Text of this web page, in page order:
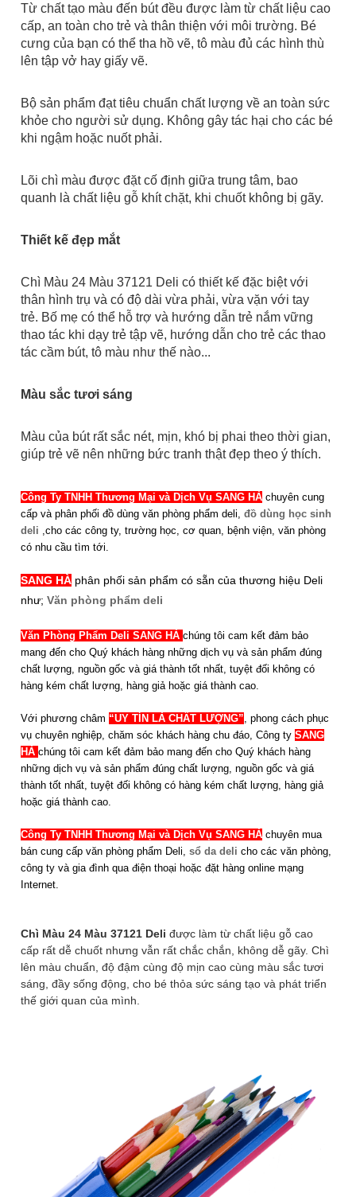
Từ chất tạo màu đến bút đều được làm từ chất liệu cao
cấp, an toàn cho trẻ và thân thiện với môi trường. Bé
cưng của bạn có thể tha hồ vẽ, tô màu đủ các hình thù
lên tập vở hay giấy vẽ.
Bộ sản phẩm đạt tiêu chuẩn chất lượng về an toàn sức
khỏe cho người sử dụng. Không gây tác hại cho các bé
khi ngậm hoặc nuốt phải.
Lõi chì màu được đặt cố định giữa trung tâm, bao
quanh là chất liệu gỗ khít chặt, khi chuốt không bị gãy.
Thiết kế đẹp mắt
Chì Màu 24 Màu 37121 Deli có thiết kế đặc biệt với
thân hình trụ và có độ dài vừa phải, vừa vặn với tay
trẻ. Bố mẹ có thể hỗ trợ và hướng dẫn trẻ nắm vững
thao tác khi dạy trẻ tập vẽ, hướng dẫn cho trẻ các thao
tác cầm bút, tô màu như thế nào...
Màu sắc tươi sáng
Màu của bút rất sắc nét, mịn, khó bị phai theo thời gian,
giúp trẻ vẽ nên những bức tranh thật đẹp theo ý thích.
Công Ty TNHH Thương Mại và Dịch Vụ SANG HÀ chuyên cung
cấp và phân phối đồ dùng văn phòng phẩm deli, đồ dùng học sinh
deli ,cho các công ty, trường học, cơ quan, bệnh viện, văn phòng
có nhu cầu tìm tới.
SANG HÀ phân phối sản phẩm có sẵn của thương hiệu Deli
như; Văn phòng phẩm deli
Văn Phòng Phẩm Deli SANG HÀ chúng tôi cam kết đảm bảo
mang đến cho Quý khách hàng những dịch vụ và sản phẩm đúng
chất lượng, nguồn gốc và giá thành tốt nhất, tuyệt đối không có
hàng kém chất lượng, hàng giả hoặc giá thành cao.
Với phương châm “UY TÍN LÀ CHẤT LƯỢNG” , phong cách phục
vụ chuyên nghiệp, chăm sóc khách hàng chu đáo, Công ty SANG
HÀ chúng tôi cam kết đảm bảo mang đến cho Quý khách hàng
những dịch vụ và sản phẩm đúng chất lượng, nguồn gốc và giá
thành tốt nhất, tuyệt đối không có hàng kém chất lượng, hàng giả
hoặc giá thành cao.
Công Ty TNHH Thương Mại và Dịch Vụ SANG HÀ chuyên mua
bán cung cấp văn phòng phẩm Deli, sổ da deli cho các văn phòng,
công ty và gia đình qua điện thoại hoặc đặt hàng online mạng
Internet.
Chì Màu 24 Màu 37121 Deli được làm từ chất liệu gỗ cao
cấp rất dễ chuốt nhưng vẫn rất chắc chắn, không dễ gãy. Chì
lên màu chuẩn, độ đậm cùng độ mịn cao cùng màu sắc tươi
sáng, đầy sống động, cho bé thỏa sức sáng tạo và phát triển
thế giới quan của mình.